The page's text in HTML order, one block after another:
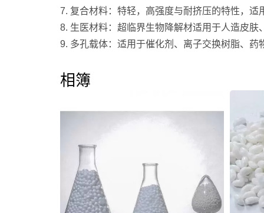
7. 复合材料：特轻，高强度与耐挤压的特性，
8. 生医材料：超临界生物降解材适用于人造皮
9. 多孔载体：适用于催化剂、离子交换树脂、药
相簿